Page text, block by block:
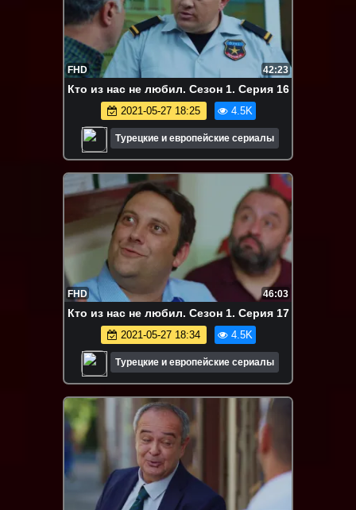
FHD 42:23
Кто из нас не любил. Сезон 1. Серия 16
2021-05-27 18:25 4.5K
Турецкие и европейские сериалы
FHD 46:03
Кто из нас не любил. Сезон 1. Серия 17
2021-05-27 18:34 4.5K
Турецкие и европейские сериалы